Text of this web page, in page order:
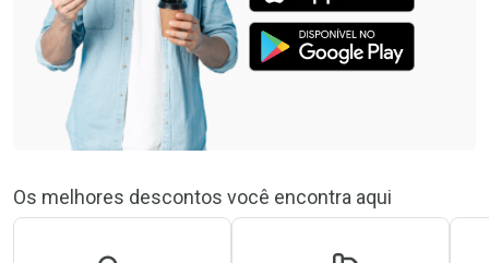
Os melhores descontos você encontra aqui